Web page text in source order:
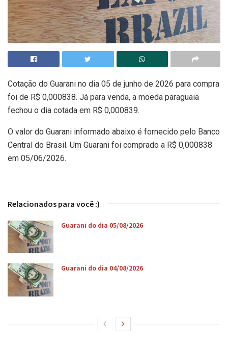
Cotação do Guarani no dia 05 de junho de 2026 para compra
foi de R$ 0,000838. Já para venda, a moeda paraguaia
fechou o dia cotada em R$ 0,000839.
O valor do Guarani informado abaixo é fornecido pelo Banco
Central do Brasil. Um Guarani foi comprado a R$ 0,000838
em 05/06/2026.
Relacionados para você :)
Guarani do dia 05/08/2026
Guarani do dia 04/08/2026